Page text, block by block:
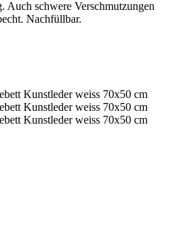
Auch schwere Verschmutzungen
Nachfüllbar.